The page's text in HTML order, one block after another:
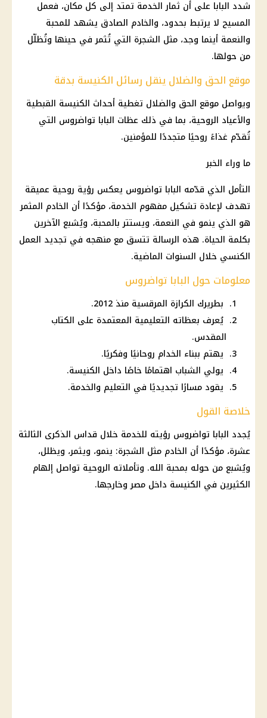
شدد البابا على أن ثمار الخدمة تمتد إلى كل مكان، فعمل
المسيح لا يرتبط بحدود، والخادم الصادق يشهد للمحبة
والنعمة أينما وجد، مثل الشجرة التي تُثمر في حينها وتُظلّل
من حولها.
موقع الحق والضلال ينقل رسائل الكنيسة بدقة
ويواصل موقع الحق والضلال تغطية أحداث الكنيسة القبطية
والأعياد الروحية، بما في ذلك عظات البابا تواضروس التي
تُقدّم غذاءً روحيًا متجددًا للمؤمنين.
ما وراء الخبر
التأمل الذي قدّمه البابا تواضروس يعكس رؤية روحية عميقة
تهدف لإعادة تشكيل مفهوم الخدمة، مؤكدًا أن الخادم المثمر
هو الذي ينمو في النعمة، ويستتر بالمحبة، ويُشبع الآخرين
بكلمة الحياة. هذه الرسالة تتسق مع منهجه في تجديد العمل
الكنسي خلال السنوات الماضية.
معلومات حول البابا تواضروس
بطريرك الكرازة المرقسية منذ 2012.
يُعرف بعظاته التعليمية المعتمدة على الكتاب
المقدس.
يهتم ببناء الخدام روحانيًا وفكريًا.
يولي الشباب اهتمامًا خاصًا داخل الكنيسة.
يقود مسارًا تجديديًا في التعليم والخدمة.
خلاصة القول
يُجدد البابا تواضروس رؤيته للخدمة خلال قداس الذكرى الثالثة
عشرة، مؤكدًا أن الخادم مثل الشجرة: ينمو، ويثمر، ويظلل،
ويُشبع من حوله بمحبة الله. وتأملاته الروحية تواصل إلهام
الكثيرين في الكنيسة داخل مصر وخارجها.